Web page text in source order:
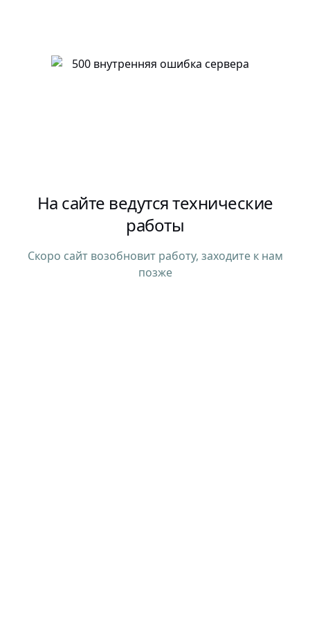
На сайте ведутся технические
работы
Скоро сайт возобновит работу, заходите к нам
позже